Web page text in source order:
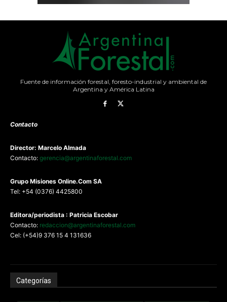
Fuente de información forestal, foresto-industrial y ambiental de
Argentina y América Latina
Contacto
Director: Marcelo Almada
Contacto: gerencia@argentinaforestal.com
Grupo Misiones Online.Com SA
Tel: +54 (0376) 4425800
Editora/periodista : Patricia Escobar
Contacto: redaccion@argentinaforestal.com
Cel: (+54)9 376 15 4 131636
Categorías